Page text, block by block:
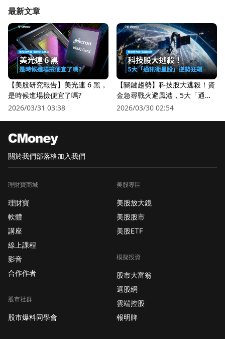
最新文章
【美股研究報告】美光連 6 黑，
是時候進場撿便宜了嗎?
2026/03/31 03:38
【關鍵趨勢】科技股大逃殺！資
金急尋戰火避風港，5大「通訊
衛星股」逆勢狂飆
2026/03/30 02:54
關於我們部落格加入我們
理財寶商城
理財寶
軟體
講座
線上課程
影音
合作作者
股市社群
股市爆料同學會
美股專區
美股放大鏡
美股股市
美股ETF
模擬投資
股市大富翁
選股網
雲端控股
報明牌